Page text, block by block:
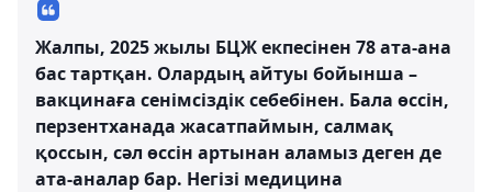
Жалпы, 2025 жылы БЦЖ екпесінен 78 ата-ана
бас тартқан. Олардың айтуы бойынша –
вакцинаға сенімсіздік себебінен. Бала өссін,
перзентханада жасатпаймын, салмақ
қоссын, сәл өссін артынан аламыз деген де
ата-аналар бар. Негізі медицина